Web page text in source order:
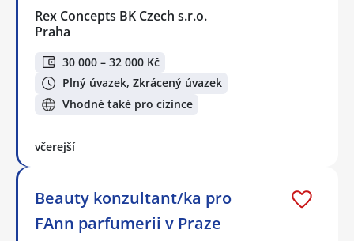
Rex Concepts BK Czech s.r.o.
Praha
30 000 – 32 000 Kč
Plný úvazek, Zkrácený úvazek
Vhodné také pro cizince
včerejší
Beauty konzultant/ka pro
FAnn parfumerii v Praze